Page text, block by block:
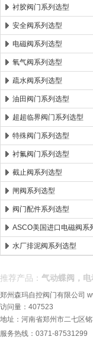
衬胶阀门系列选型
安全阀系列选型
电磁阀系列选型
氧气阀系列选型
疏水阀系列选型
油田阀门系列选型
超超临界阀门系列选型
特殊阀门系列选型
衬氟阀门系列选型
截止阀系列选型
闸阀系列选型
阀门配件系列选型
ASCO美国进口电磁阀系
水厂排泥阀系列选型
推荐产品： 气动蝶阀，
郑州森玛自控阀门有限公司
访问量：407523
地址：河南省郑州市二七区
服务热线：0371-87531299